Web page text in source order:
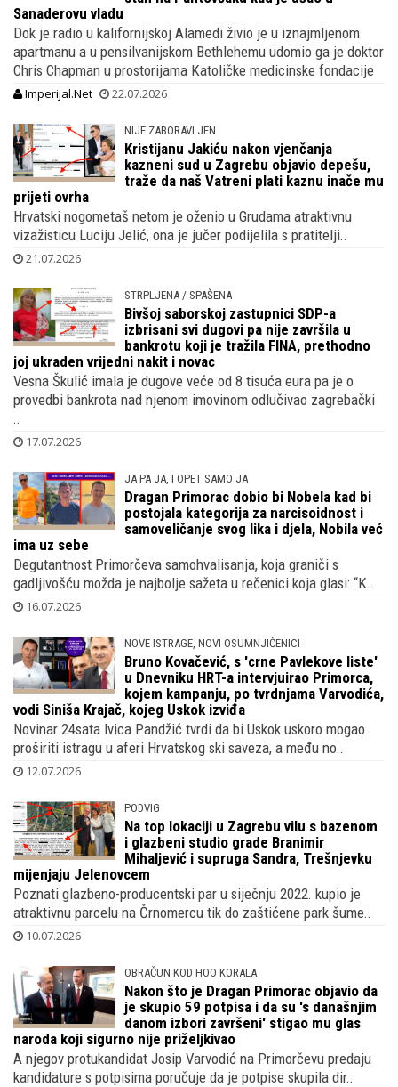
Sanaderovu vladu
Dok je radio u kalifornijskoj Alamedi živio je u iznajmljenom
apartmanu a u pensilvanijskom Bethlehemu udomio ga je doktor
Chris Chapman u prostorijama Katoličke medicinske fondacije
Imperijal.Net 22.07.2026
NIJE ZABORAVLJEN
Kristijanu Jakiću nakon vjenčanja
kazneni sud u Zagrebu objavio depešu,
traže da naš Vatreni plati kaznu inače mu
prijeti ovrha
Hrvatski nogometaš netom je oženio u Grudama atraktivnu
vizažisticu Luciju Jelić, ona je jučer podijelila s pratitelji..
21.07.2026
STRPLJENA / SPAŠENA
Bivšoj saborskoj zastupnici SDP-a
izbrisani svi dugovi pa nije završila u
bankrotu koji je tražila FINA, prethodno
joj ukraden vrijedni nakit i novac
Vesna Škulić imala je dugove veće od 8 tisuća eura pa je o
provedbi bankrota nad njenom imovinom odlučivao zagrebački
..
17.07.2026
JA PA JA, I OPET SAMO JA
Dragan Primorac dobio bi Nobela kad bi
postojala kategorija za narcisoidnost i
samoveličanje svog lika i djela, Nobila već
ima uz sebe
Degutantnost Primorčeva samohvalisanja, koja graniči s
gadljivošću možda je najbolje sažeta u rečenici koja glasi: “K..
16.07.2026
NOVE ISTRAGE, NOVI OSUMNJIČENICI
Bruno Kovačević, s 'crne Pavlekove liste'
u Dnevniku HRT-a intervjuirao Primorca,
kojem kampanju, po tvrdnjama Varvodića,
vodi Siniša Krajač, kojeg Uskok izviđa
Novinar 24sata Ivica Pandžić tvrdi da bi Uskok uskoro mogao
proširiti istragu u aferi Hrvatskog ski saveza, a među no..
12.07.2026
PODVIG
Na top lokaciji u Zagrebu vilu s bazenom
i glazbeni studio grade Branimir
Mihaljević i supruga Sandra, Trešnjevku
mijenjaju Jelenovcem
Poznati glazbeno-producentski par u siječnju 2022. kupio je
atraktivnu parcelu na Črnomercu tik do zaštićene park šume..
10.07.2026
OBRAČUN KOD HOO KORALA
Nakon što je Dragan Primorac objavio da
je skupio 59 potpisa i da su 's današnjim
danom izbori završeni' stigao mu glas
naroda koji sigurno nije priželjkivao
A njegov protukandidat Josip Varvodić na Primorčevu predaju
kandidature s potpisima poručuje da je potpise skupila dir..